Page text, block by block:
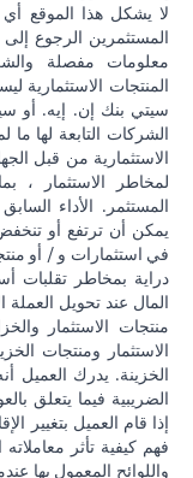
لا يشكل هذا الموقع
المستثمرين الرجوع
معلومات مفصلة
المنتجات الاستثمارية
سيتي بنك إن. إيه. أو
الشركات التابعة لها ما
الاستثمارية من قبل
لمخاطر الاستثمار ،
المستثمر. الأداء
يمكن أن ترتفع أو
في استثمارات و / أو
دراية بمخاطر
المال عند تحويل العملة
منتجات الاستثمار
الاستثمار ومنتجات
الخزينة. يدرك العميل
الضريبية فيما يتعلق
إذا قام العميل بتغيير
فهم كيفية تأثر معاملاته
واللوائح المعمول بها